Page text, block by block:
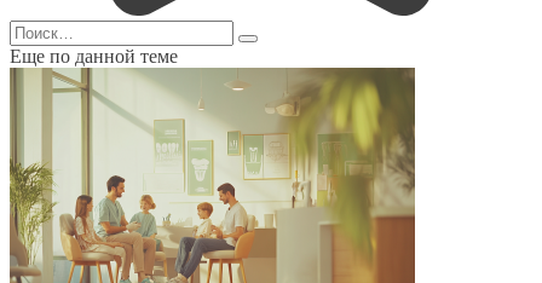
Search
for:
Еще по данной теме